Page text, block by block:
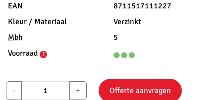
EAN
8711517111227
Kleur / Materiaal
Verzinkt
Mbh
5
Voorraad
?
- + Offerte aanvragen